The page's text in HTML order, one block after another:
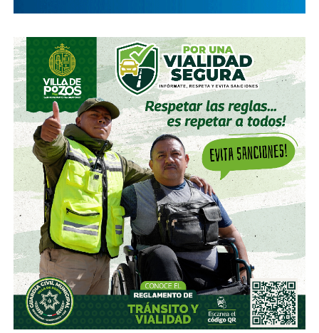
El pasado mes de junio, como parte de un aumento de
capital de alrededor de 7 mil millones de pesos aprobado
por los accionistas de Televisa, la empresa informó que l a
participación de Martínez podría llegar a 22.3% una
vez se conviertan las obligaciones que compró, lo
que lo convertiría en el mayor accionista individual de
la compañía.
Esa conversión todavía no ocurre: se proyecta para 2027.
Azcárraga ha reducido considerablemente sus acciones
de la compañía, aunque conserva (vía un fideicomiso
familiar y una clase especial de acciones) el control formal
del voto de la empresa, independientemente de cuánto
capital tenga cada quien. En resumidas cuentas, aunque
Emilio Azcárraga tiene el poder de decisión,el mismo
financiero que reparte el control de El Realito con los
dos hombres más poderosos de Televisa está, al
mismo tiempo, camino a convertirse en el mayor